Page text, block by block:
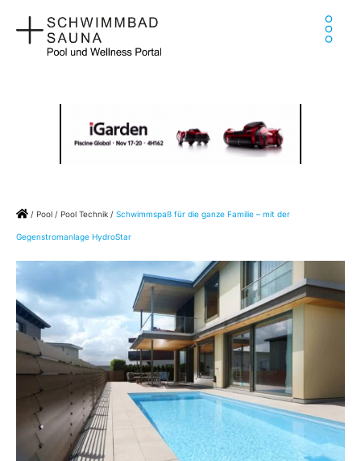
Inhalt
springen
Home
/ Pool / Pool Technik / Schwimmspaß für die ganze Familie – mit der
Gegenstromanlage HydroStar